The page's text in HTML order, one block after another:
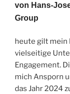
von Hans-
Group
heute gilt mein
vielseitige
Engagement.
mich Ansporn
das Jahr 2024